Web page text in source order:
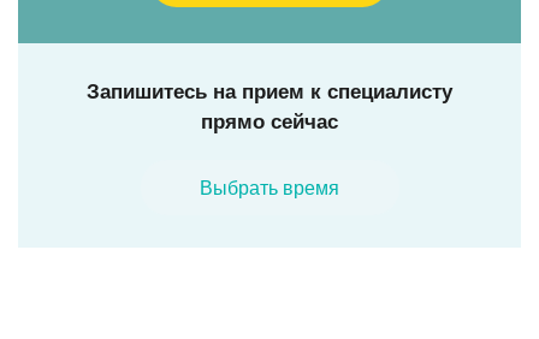
Запишитесь на прием к специалисту
прямо сейчас
Выбрать время